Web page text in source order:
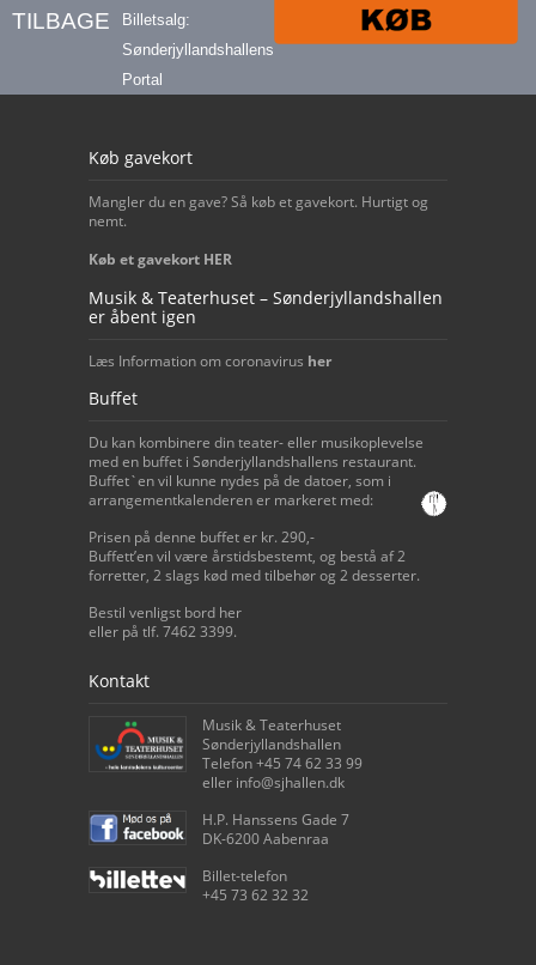
TILBAGE
Billetsalg:
Sønderjyllandshallens
Portal
Køb gavekort
Mangler du en gave? Så køb et gavekort. Hurtigt og
nemt.
Køb et gavekort HER
Musik & Teaterhuset – Sønderjyllandshallen
er åbent igen
Læs Information om coronavirus her
Buffet
Du kan kombinere din teater- eller musikoplevelse
med en buffet i Sønderjyllandshallens restaurant.
Buffet`en vil kunne nydes på de datoer, som i
arrangementkalenderen er markeret med:
Prisen på denne buffet er kr. 290,-
Buffett’en vil være årstidsbestemt, og bestå af 2
forretter, 2 slags kød med tilbehør og 2 desserter.
Bestil venligst bord her
eller på tlf. 7462 3399.
Kontakt
Musik & Teaterhuset
Sønderjyllandshallen
Telefon +45 74 62 33 99
eller info@sjhallen.dk
H.P. Hanssens Gade 7
DK-6200 Aabenraa
Billet-telefon
+45 73 62 32 32